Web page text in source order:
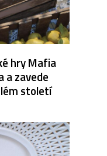
hry Mafia
a zavede
století